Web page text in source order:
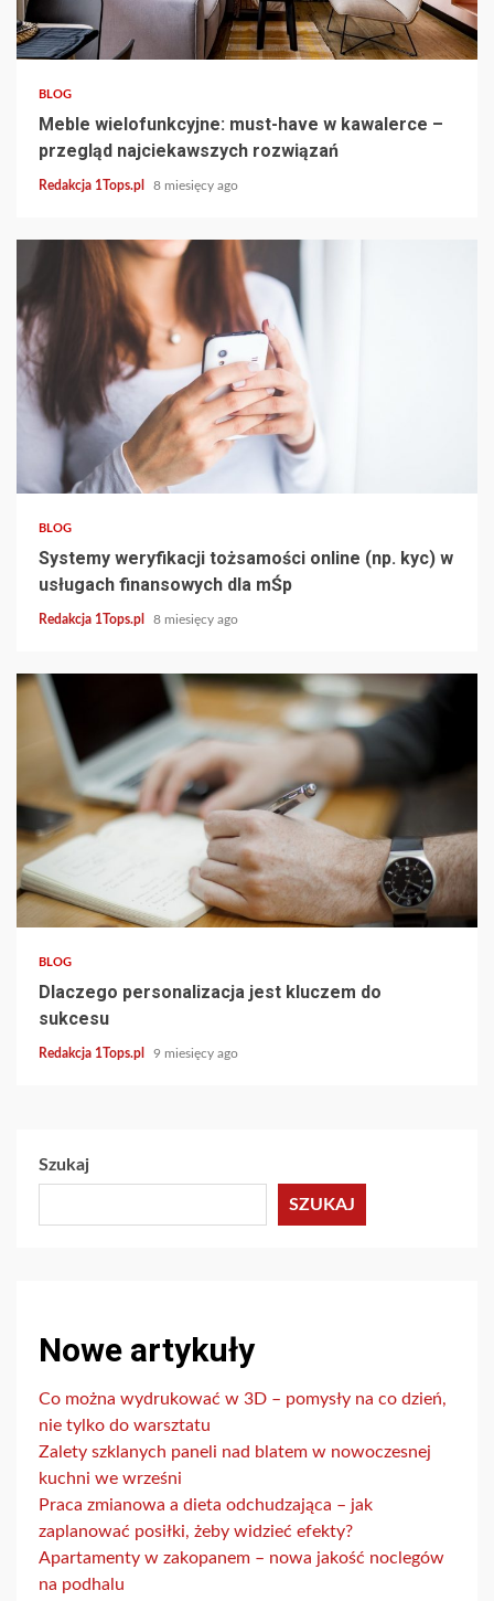
4 min read
BLOG
Meble wielofunkcyjne: must-have w kawalerce –
przegląd najciekawszych rozwiązań
Redakcja 1Tops.pl 8 miesięcy ago
BLOG
Systemy weryfikacji tożsamości online (np. kyc) w
usługach finansowych dla mŚp
Redakcja 1Tops.pl 8 miesięcy ago
3 min read
BLOG
Dlaczego personalizacja jest kluczem do
sukcesu
Redakcja 1Tops.pl 9 miesięcy ago
Szukaj
SZUKAJ
Nowe artykuły
Co można wydrukować w 3D – pomysły na co dzień,
nie tylko do warsztatu
Zalety szklanych paneli nad blatem w nowoczesnej
kuchni we wrześni
Praca zmianowa a dieta odchudzająca – jak
zaplanować posiłki, żeby widzieć efekty?
Apartamenty w zakopanem – nowa jakość noclegów
na podhalu